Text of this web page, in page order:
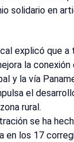
solidario en
explicó que a
la conexión
y la vía
el
rural.
se ha
en los 17